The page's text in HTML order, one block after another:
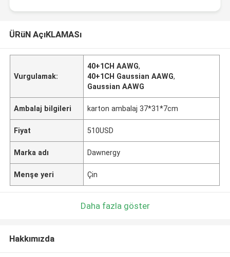
ÜRüN AçıKLAMASı
Vurgulamak:
40+1CH AAWG,
40+1CH Gaussian AAWG,
Gaussian AAWG
Ambalaj bilgileri karton ambalaj 37*31*7cm
Fiyat 510USD
Marka adı Dawnergy
Menşe yeri Çin
Daha fazla göster
Hakkımızda